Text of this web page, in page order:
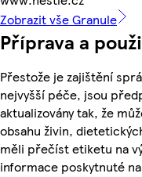
Zobrazit vše Granule
Příprava a
Přestože je zajištění
nejvyšší péče, jsou
aktualizovány tak, že
obsahu živin,
měli přečíst etiketu na
informace poskytnuté